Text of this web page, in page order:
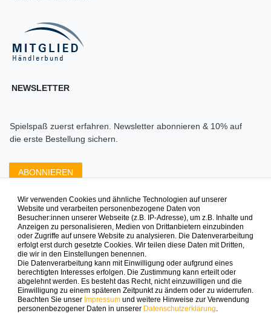
NEWSLETTER
Spielspaß zuerst erfahren. Newsletter abonnieren & 10% auf
die erste Bestellung sichern.
ABONNIEREN
Zahlungsarten die wir anbieten
Mehr Spielinspiration gefällig?
Wir verwenden Cookies und ähnliche Technologien auf unserer
Website und verarbeiten personenbezogene Daten von
Besucher:innen unserer Webseite (z.B. IP-Adresse), um z.B. Inhalte und
Anzeigen zu personalisieren, Medien von Drittanbietern einzubinden
oder Zugriffe auf unsere Website zu analysieren. Die Datenverarbeitung
erfolgt erst durch gesetzte Cookies. Wir teilen diese Daten mit Dritten,
die wir in den Einstellungen benennen.
Die Datenverarbeitung kann mit Einwilligung oder aufgrund eines
berechtigten Interesses erfolgen. Die Zustimmung kann erteilt oder
abgelehnt werden. Es besteht das Recht, nicht einzuwilligen und die
Einwilligung zu einem späteren Zeitpunkt zu ändern oder zu widerrufen.
Beachten Sie unser Impressum und weitere Hinweise zur Verwendung
personenbezogener Daten in unserer Daten­schutz­erklärung.